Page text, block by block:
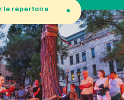
le répertoire